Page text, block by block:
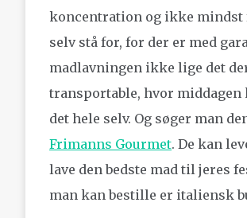
koncentration og ikke mindst
selv stå for, for der er med
madlavningen ikke lige det
transportable, hvor middagen
det hele selv. Og søger man
Frimanns Gourmet. De kan
lave den bedste mad til jeres
man kan bestille er italiensk